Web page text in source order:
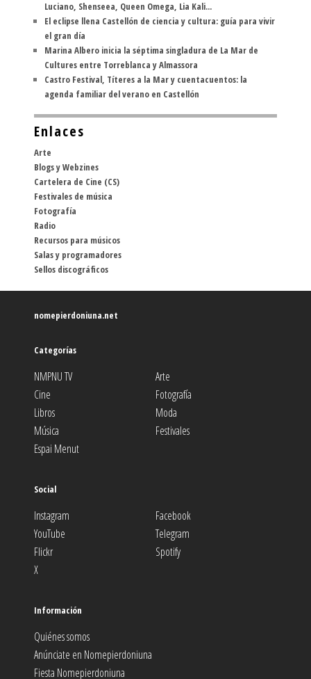
Luciano, Shenseea, Queen Omega, Lia Kali...
El eclipse llena Castellón de ciencia y cultura: guía para vivir
el gran día
Marina Albero inicia la séptima singladura de La Mar de
Cultures entre Torreblanca y Almassora
Castro Festival, Títeres a la Mar y cuentacuentos: la
agenda familiar del verano en Castellón
Enlaces
Arte
Blogs y Webzines
Cartelera de Cine (CS)
Festivales de música
Fotografía
Radio
Recursos para músicos
Salas y programadores
Sellos discográficos
nomepierdoniuna.net
Categorías
NMPNU TV
Arte
Cine
Fotografía
Libros
Moda
Música
Festivales
Espai Menut
Social
Instagram
Facebook
YouTube
Telegram
Flickr
Spotify
X
Información
Quiénes somos
Anúnciate en Nomepierdoniuna
Fiesta Nomepierdoniuna